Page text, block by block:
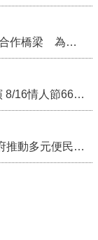
把握國際交流契機 苗栗縣政府搭建海外合作橋梁 為在地產業爭取更多國際市場機會
通霄沙雕精彩不間斷 8/8父親節風箏展演 8/16情人節66對浪漫挑戰送好禮
買地建屋前先「地套繪查詢」└苗栗縣政府推動多元便民諮詢服務